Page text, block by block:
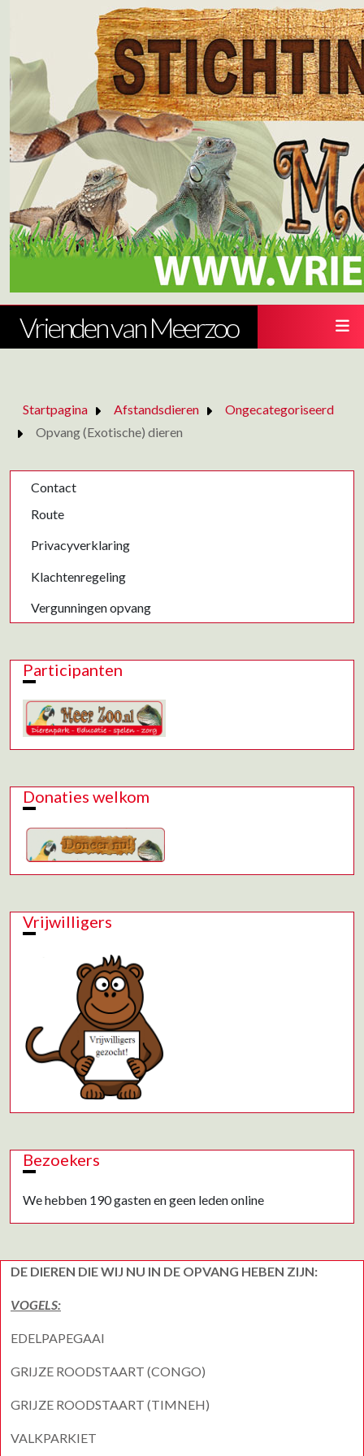
Vrienden van Meerzoo
Startpagina Afstandsdieren
Ongecategoriseerd
Opvang (Exotische) dieren
Contact
Route
Privacyverklaring
Klachtenregeling
Vergunningen opvang
Participanten
Donaties welkom
Vrijwilligers
Bezoekers
We hebben 190 gasten en geen leden online
DE DIEREN DIE WIJ NU IN DE OPVANG HEBEN ZIJN:
VOGELS:
EDELPAPEGAAI
GRIJZE ROODSTAART (CONGO)
GRIJZE ROODSTAART (TIMNEH)
VALKPARKIET